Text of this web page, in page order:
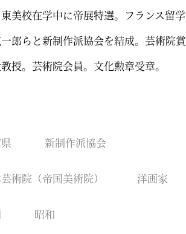
東美校在学中に帝展特選。フランス留
郎らと新制作派協会を結成。芸術院
授。芸術院会員。文化勲章受章。
新制作派協会
術院（帝国美術院） 洋画家
昭和